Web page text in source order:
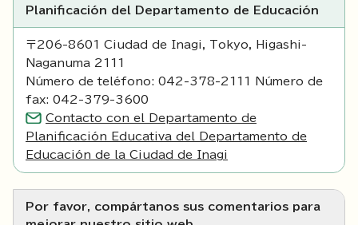
Planificación del Departamento de Educación
〒206-8601 Ciudad de Inagi, Tokyo, Higashi-
Naganuma 2111
Número de teléfono: 042-378-2111 Número de
fax: 042-379-3600
Contacto con el Departamento de
Planificación Educativa del Departamento de
Educación de la Ciudad de Inagi
Por favor, compártanos sus comentarios para